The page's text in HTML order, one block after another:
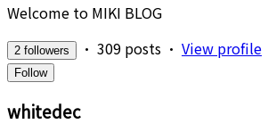
Welcome to MIKI BLOG
2 followers • 309 posts • View profile
Follow
whitedec